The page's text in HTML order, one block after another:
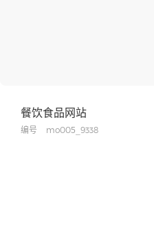
餐饮食品网站
编号 mo005_9338